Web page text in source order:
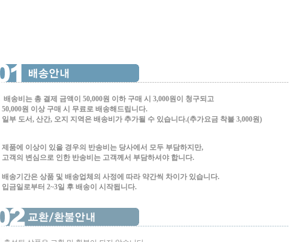
배송비는 총 결제 금액이 50,000원 이하 구매 시 3,000원이 청구되고
50,000원 이상 구매 시 무료로 배송해드립니다.
일부 도서, 산간, 오지 지역은 배송비가 추가될 수 있습니다.(추가요금 착불 3,000원)
제품에 이상이 있을 경우의 반송비는 당사에서 모두 부담하지만,
고객의 변심으로 인한 반송비는 고객께서 부담하셔야 합니다.
배송기간은 상품 및 배송업체의 사정에 따라 약간씩 차이가 있습니다.
입금일로부터 2~3일 후 배송이 시작됩니다.